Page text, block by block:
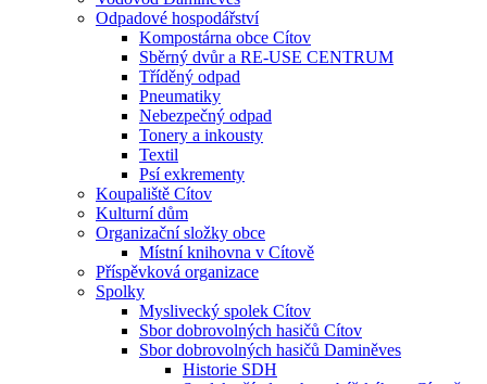
Odpadové hospodářství
Kompostárna obce Cítov
Sběrný dvůr a RE-USE CENTRUM
Tříděný odpad
Pneumatiky
Nebezpečný odpad
Tonery a inkousty
Textil
Psí exkrementy
Koupaliště Cítov
Kulturní dům
Organizační složky obce
Místní knihovna v Cítově
Příspěvková organizace
Spolky
Myslivecký spolek Cítov
Sbor dobrovolných hasičů Cítov
Sbor dobrovolných hasičů Daminěves
Historie SDH